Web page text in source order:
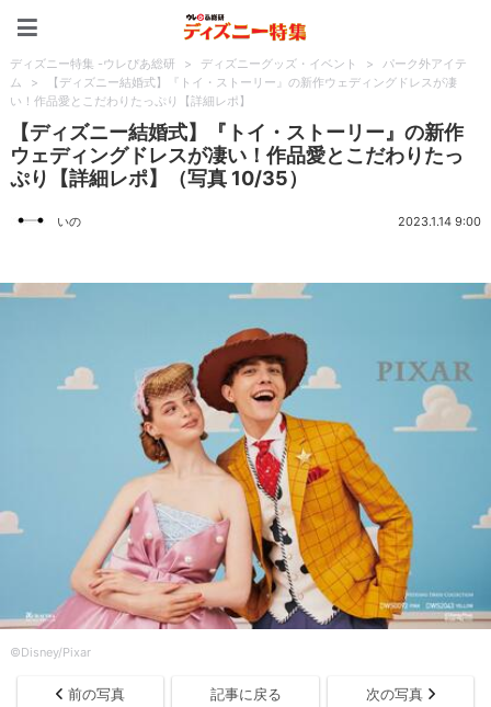
ディズニー特集 -ウレぴあ総研 > ディズニーグッズ・イベント >
パーク外アイテ
ム
>
【ディズニー結婚式】『トイ・ストーリー』の新作ウェディングドレスが凄
い！作品愛とこだわりたっぷり【詳細レポ】
【ディズニー結婚式】『トイ・ストーリー』の新作
ウェディングドレスが凄い！作品愛とこだわりたっ
ぷり【詳細レポ】（写真 10/35）
いの 2023.1.14 9:00
©Disney/Pixar
前の写真 記事に戻る 次の写真